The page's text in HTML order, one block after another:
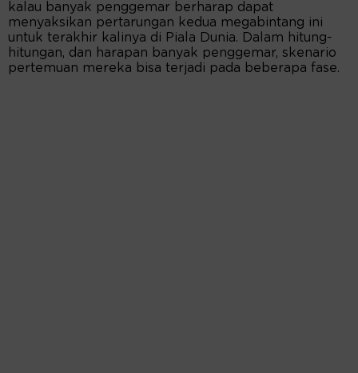
kalau banyak penggemar berharap dapat
menyaksikan pertarungan kedua megabintang ini
untuk terakhir kalinya di Piala Dunia. Dalam hitung-
hitungan, dan harapan banyak penggemar, skenario
pertemuan mereka bisa terjadi pada beberapa fase.